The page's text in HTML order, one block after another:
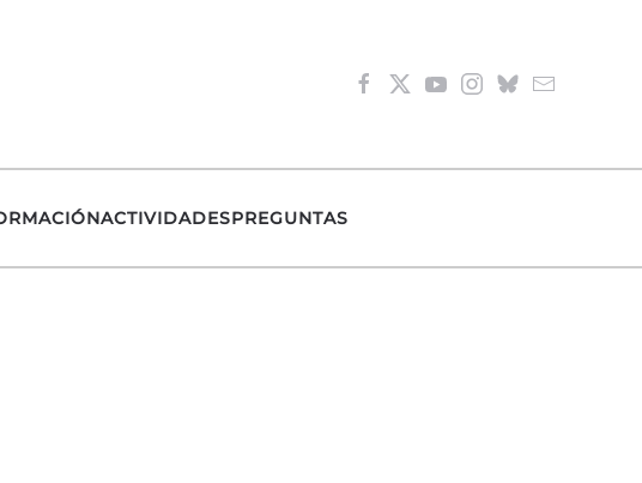
ACTIVIDADESPREGUNTAS